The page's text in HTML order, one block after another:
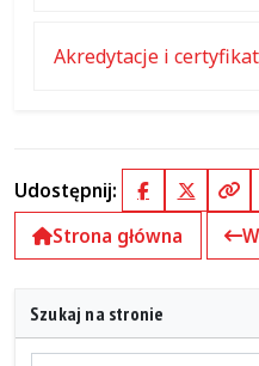
Akredytacje i
Udostępnij: Facebook
X
Strona główna
Szukaj na stronie